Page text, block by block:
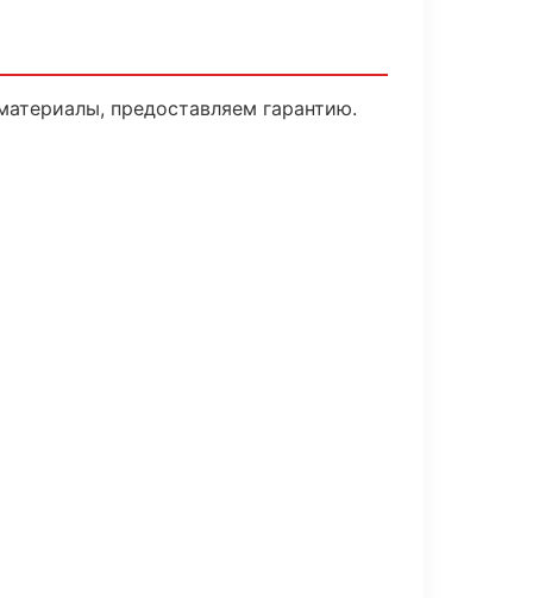
предоставляем гарантию.